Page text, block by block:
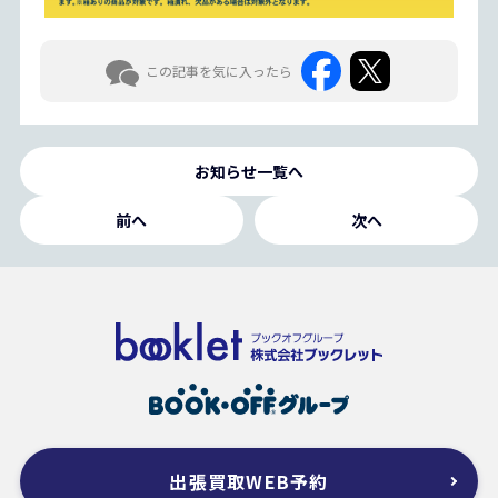
この記事を気に入ったら
お知らせ一覧へ
前へ 次へ
出張買取WEB予約